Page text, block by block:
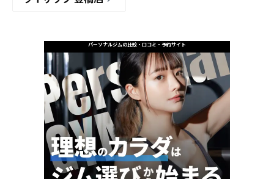
パーソナルジムの比較・口コミ・予約サイト